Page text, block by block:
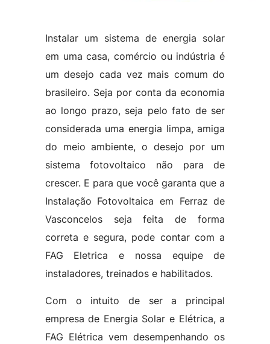
Instalar um sistema de energia solar
em uma casa, comércio ou indústria é
um desejo cada vez mais comum do
brasileiro. Seja por conta da economia
ao longo prazo, seja pelo fato de ser
considerada uma energia limpa, amiga
do meio ambiente, o desejo por um
sistema fotovoltaico não para de
crescer. E para que você garanta que a
Instalação Fotovoltaica em Ferraz de
Vasconcelos seja feita de forma
correta e segura, pode contar com a
FAG Eletrica e nossa equipe de
instaladores, treinados e habilitados.
Com o intuito de ser a principal
empresa de Energia Solar e Elétrica, a
FAG Elétrica vem desempenhando os